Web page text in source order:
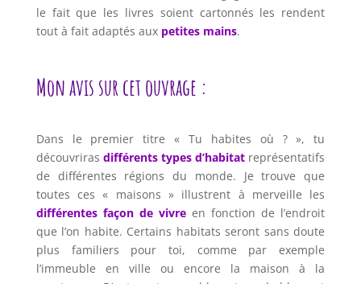
le fait que les livres soient cartonnés les rendent
tout à fait adaptés aux petites mains.
Mon avis sur cet ouvrage :
Dans le premier titre « Tu habites où ? », tu
découvriras différents types d’habitat représentatifs
de différentes régions du monde. Je trouve que
toutes ces « maisons » illustrent à merveille les
différentes façon de vivreen fonction de l’endroit
que l’on habite. Certains habitats seront sans doute
plus familiers pour toi, comme par exemple
l’immeuble en ville ou encore la maison à la